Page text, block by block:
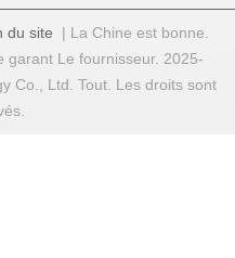
du site | La Chine est bonne.
garant Le fournisseur. 2025-
Co., Ltd. Tout. Les droits sont